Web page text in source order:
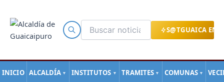
S@TGUAICA EN
INICIO ALCALDÍA ▼ INSTITUTOS ▼ TRAMITES ▼ COMUNAS ▼
contenido